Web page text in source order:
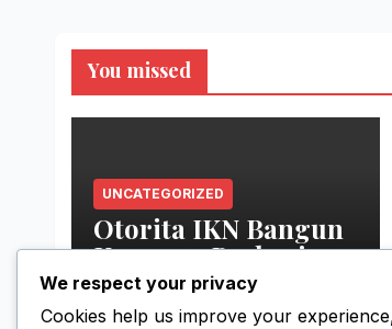
You missed
UNCATEGORIZED
Otorita IKN Bangun
Kawasan Berbasis
Pemberdayaan
MAY 20, 2026
We respect your privacy
Cookies help us improve your